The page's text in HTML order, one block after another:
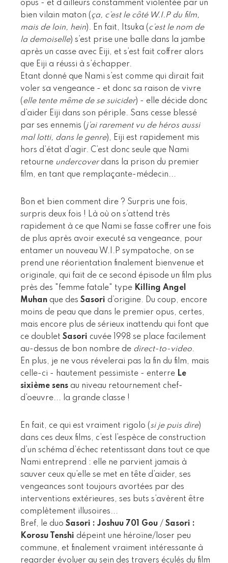
opus - et d’ailleurs constamment violentée par un
bien vilain maton (ça, c’est le côté W.I.P du film,
mais de loin, hein). En fait, Itsuka (c’est le nom de
la demoiselle) s’est prise une balle dans la jambe
après un casse avec Eiji, et s’est fait coffrer alors
que Eiji a réussi à s’échapper.
Etant donné que Nami s’est comme qui dirait fait
voler sa vengeance - et donc sa raison de vivre
(elle tente même de se suicider) - elle décide donc
d’aider Eiji dans son périple. Sans cesse blessé
par ses ennemis (j’ai rarement vu de héros aussi
mal lotti, dans le genre), Eiji est rapidement mis
hors d’état d’agir. C’est donc seule que Nami
retourne undercoverdans la prison du premier
film, en tant que remplaçante-médecin...
Bon et bien comment dire ? Surpris une fois,
surpris deux fois ! Là où on s’attend très
rapidement à ce que Nami se fasse coffrer une fois
de plus après avoir executé sa vengeance, pour
entamer un nouveau W.I.P sympatoche, on se
prend une réorientation finalement bienvenue et
originale, qui fait de ce second épisode un film plus
près des "femme fatale" type Killing Angel
Muhan que des Sasori d’origine. Du coup, encore
moins de peau que dans le premier opus, certes,
mais encore plus de sérieux inattendu qui font que
ce doublet Sasori cuvée 1998 se place facilement
au-dessus de bon nombre de direct-to-video.
En plus, je ne vous révelerai pas la fin du film, mais
celle-ci - hautement pessimiste - enterre Le
sixième sens au niveau retournement chef-
d’oeuvre... la grande classe !
En fait, ce qui est vraiment rigolo (si je puis dire)
dans ces deux films, c’est l’espèce de construction
d’un schéma d’échec retentissant dans tout ce que
Nami entreprend : elle ne parvient jamais à
sauver ceux qu’elle se met en tête d’aider, ses
vengeances sont toujours avortées par des
interventions extérieures, ses buts s’avèrent être
complètement illusoires...
Bref, le duo Sasori : Joshuu 701 Gou / Sasori :
Korosu Tenshi dépeint une héroïne/loser peu
commune, et finalement vraiment intéressante à
regarder évoluer au sein des travers éculés du film